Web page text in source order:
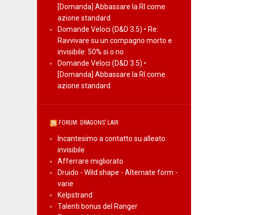
[Domanda] Abbassare la RI come
azione standard
Domande Veloci (D&D 3.5) • Re:
Ravvivare su un compagno morto e
invisibile: 50% si o no
Domande Veloci (D&D 3.5) •
[Domanda] Abbassare la RI come
azione standard
FORUM: DRAGONS’ LAIR
Incantesimo a contatto su alleato
invisibile
Afferrare migliorato
Druido - Wild shape - Alternate form -
varie
Kelpstrand
Talenti bonus del Ranger